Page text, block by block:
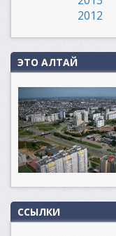
2012
ЭТО АЛТАЙ
ССЫЛКИ